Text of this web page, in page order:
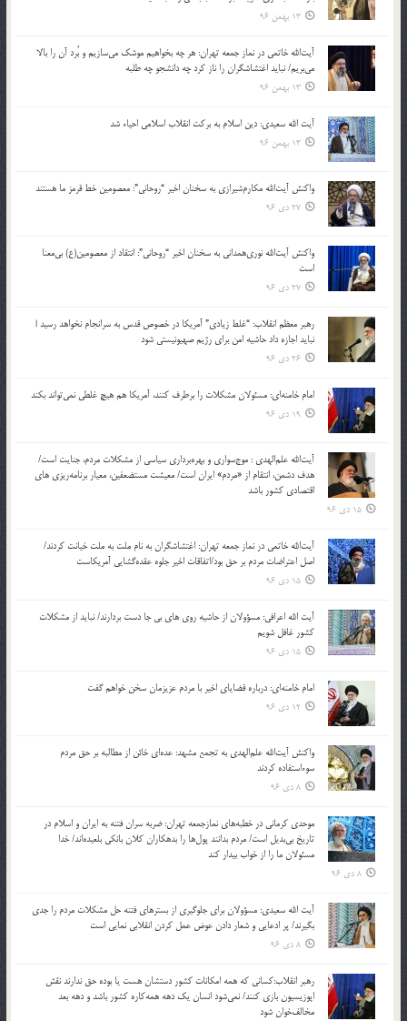
13 بهمن 96
آیت‌الله خاتمی در نماز جمعه تهران: هر چه بخواهیم موشک می‌سازیم و بُرد آن را بالا
می‌بریم/ نباید اغتشاشگران را ناز کرد چه دانشجو چه طلبه
13 بهمن 96
آیت الله سعیدی: دین اسلام به برکت انقلاب اسلامی احیاء شد
13 بهمن 96
واکنش آیت‌الله مکارم‌شیرازی به سخنان اخیر “روحانی”: معصومین خط قرمز ما هستند
27 دی 96
واکنش آیت‌الله نوری‌همدانی به سخنان اخیر “روحانی”: انتقاد از معصومین(ع) بی‌معنا
است
27 دی 96
رهبر معظم انقلاب: “غلط زیادی” آمریکا در خصوص قدس به سرانجام نخواهد رسید |
نباید اجازه داد حاشیه امن برای رژیم صهیونیستی شود
26 دی 96
امام خامنه‌ای: مسئولان مشکلات را برطرف کنند، آمریکا هم هیچ غلطی نمی‌تواند بکند
19 دی 96
آیت‌الله علم‌الهدی : موج‌سواری و بهره‌برداری سیاسی از مشکلات مردم، جنایت است/
هدف دشمن، انتقام از «مردم» ایران است/ معیشت مستضعفین، معیار برنامه‌ریزی های
اقتصادی کشور باشد
15 دی 96
آیت‌الله خاتمی در نماز جمعه تهران: اغتشاشگران به نام ملت به ملت خیانت کردند/
اصل اعتراضات مردم بر حق بود/اتفاقات اخیر جلوه عقده‌گشایی آمریکاست
15 دی 96
آیت الله اعرافی: مسؤولان از حاشیه روی های بی جا دست بردارند/ نباید از مشکلات
کشور غافل شویم
15 دی 96
امام خامنه‌ای: درباره قضایای اخیر با مردم عزیزمان سخن خواهم گفت
12 دی 96
واکنش آیت‌الله علم‌الهدی به تجمع مشهد: عده‌ای خائن از مطالبه بر حق مردم
سوءاستفاده کردند
8 دی 96
موحدی کرمانی در خطبه‌های نمازجمعه تهران: ضربه‌ سران فتنه به ایران و اسلام در
تاریخ بی‌بدیل است/ مردم بدانند پول‌ها را بدهکاران کلان بانکی بلعیده‌اند/ خدا
مسئولان ما را از خواب بیدار کند
8 دی 96
آیت الله سعیدی: مسؤولان برای جلوگیری از بسترهای فتنه حل مشکلات مردم را جدی
بگیرند/ پر ادعایی و شعار دادن عوض عمل کردن انقلابی نمایی است
8 دی 96
رهبر انقلاب:کسانی که همه امکانات کشور دستشان هست یا بوده حق ندارند نقش
اپوزیسیون بازی کنند/ نمی‌شود انسان یک‌ دهه همه‌کاره کشور باشد و دهه بعد
مخالف‌خوان شود